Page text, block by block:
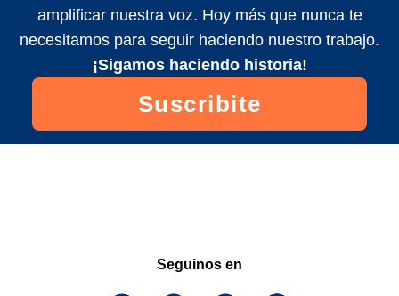
amplificar nuestra voz. Hoy más que nunca te
necesitamos para seguir haciendo nuestro trabajo.
¡Sigamos haciendo historia!
Suscribite
Seguinos en